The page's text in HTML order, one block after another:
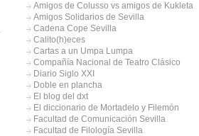
Amigos de Colusso vs amigos de Kukleta
Amigos Solidarios de Sevilla
Cadena Cope Sevilla
Calito(h)eces
Cartas a un Umpa Lumpa
Compañía Nacional de Teatro Clásico
Diario Siglo XXI
Doble en plancha
El blog del dxt
El diccionario de Mortadelo y Filemón
Facultad de Comunicación Sevilla
Facultad de Filología Sevilla